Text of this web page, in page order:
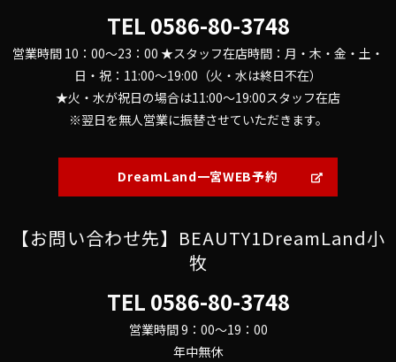
TEL 0586-80-3748
営業時間 10：00～23：00 ★スタッフ在店時間：月・木・金・土・
日・祝：11:00～19:00（火・水は終日不在）
★火・水が祝日の場合は11:00～19:00スタッフ在店
※翌日を無人営業に振替させていただきます。
DreamLand一宮WEB予約
【お問い合わせ先】BEAUTY1DreamLand小
牧
TEL 0586-80-3748
営業時間 9：00～19：00
年中無休